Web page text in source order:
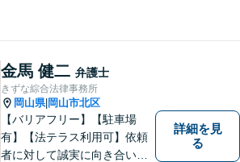
金馬 健二 弁護士
きずな綜合法律事務所
岡山県| 岡山市北区
【バリアフリー】【駐車場
有】【法テラス利用可】依頼
者に対して誠実に向き合い、
詳細を見
る